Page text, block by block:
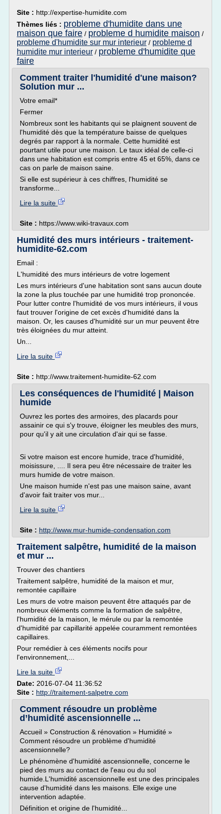
Site : http://expertise-humidite.com
Thèmes liés : probleme d'humidite dans une
maison que faire / probleme d humidite maison /
probleme d'humidite sur mur interieur / probleme d
humidite mur interieur / probleme d'humidite que
faire
Comment traiter l'humidité d'une maison?
Solution mur ...
Votre email*
Fermer
Nombreux sont les habitants qui se plaignent souvent de
l'humidité dès que la température baisse de quelques
degrés par rapport à la normale. Cette humidité est
pourtant utile pour une maison. Le taux idéal de celle-ci
dans une habitation est compris entre 45 et 65%, dans ce
cas on parle de maison saine.
Si elle est supérieur à ces chiffres, l'humidité se
transforme...
Lire la suite
Site : https://www.wiki-travaux.com
Humidité des murs intérieurs - traitement-
humidite-62.com
Email :
L'humidité des murs intérieurs de votre logement
Les murs intérieurs d'une habitation sont sans aucun doute
la zone la plus touchée par une humidité trop prononcée.
Pour lutter contre l'humidité de vos murs intérieurs, il vous
faut trouver l'origine de cet excès d'humidité dans la
maison. Or, les causes d'humidité sur un mur peuvent être
très éloignées du mur atteint.
Un...
Lire la suite
Site : http://www.traitement-humidite-62.com
Les conséquences de l'humidité | Maison
humide
Ouvrez les portes des armoires, des placards pour
assainir ce qui s'y trouve, éloigner les meubles des murs,
pour qu'il y ait une circulation d'air qui se fasse.
Si votre maison est encore humide, trace d'humidité,
moisissure, .... Il sera peu être nécessaire de traiter les
murs humide de votre maison.
Une maison humide n'est pas une maison saine, avant
d'avoir fait traiter vos mur...
Lire la suite
Site : http://www.mur-humide-condensation.com
Traitement salpêtre, humidité de la maison
et mur ...
Trouver des chantiers
Traitement salpêtre, humidité de la maison et mur,
remontée capillaire
Les murs de votre maison peuvent être attaqués par de
nombreux éléments comme la formation de salpêtre,
l'humidité de la maison, le mérule ou par la remontée
d'humidité par capillarité appelée couramment remontées
capillaires.
Pour remédier à ces éléments nocifs pour
l'environnement,...
Lire la suite
Date: 2016-07-04 11:36:52
Site : http://traitement-salpetre.com
Comment résoudre un problème
d’humidité ascensionnelle ...
Accueil » Construction & rénovation » Humidité »
Comment résoudre un problème d'humidité
ascensionnelle?
Le phénomène d'humidité ascensionnelle, concerne le
pied des murs au contact de l'eau ou du sol
humide.L'humidité ascensionnelle est une des principales
cause d'humidité dans les maisons. Elle exige une
intervention adaptée.
Définition et origine de l'humidité...